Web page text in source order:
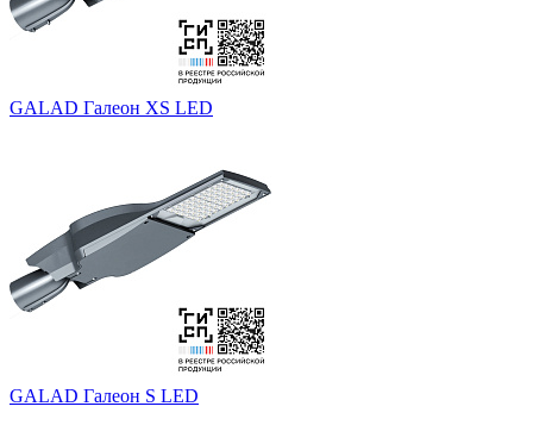
GALAD Галеон XS LED
GALAD Галеон S LED